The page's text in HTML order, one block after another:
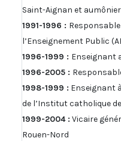
Saint-Aignan et
1991-1996 :
l’Enseignement Public
1996-1999 : Enseignant
1996-2005 :
1998-1999 : Enseignant
de l’Institut catholique
1999-2004 : Vicaire
Rouen-Nord